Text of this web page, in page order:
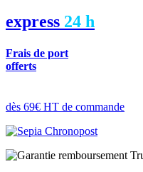
express 24 h
Frais de port
offerts
dès 69€ HT de commande